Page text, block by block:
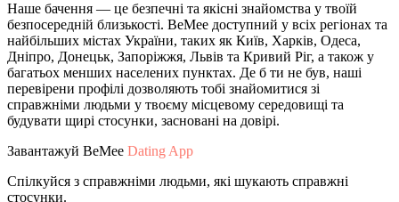
Наше бачення — це безпечні та якісні знайомства у твоїй
безпосередній близькості. BeMee доступний у всіх регіонах та
найбільших містах України, таких як Київ, Харків, Одеса,
Дніпро, Донецьк, Запоріжжя, Львів та Кривий Ріг, а також у
багатьох менших населених пунктах. Де б ти не був, наші
перевірени профілі дозволяють тобі знайомитися зі
справжніми людьми у твоєму місцевому середовищі та
будувати щирі стосунки, засновані на довірі.
Завантажуй BeMee Dating App
Спілкуйся з справжніми людьми, які шукають справжні
стосунки.